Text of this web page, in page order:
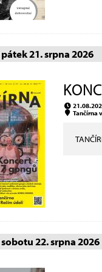
21. srpna 2026
Tančírna
22. srpna 2026